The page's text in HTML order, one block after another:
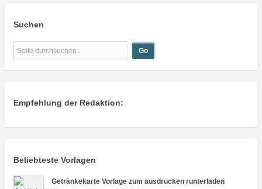
Suchen
Empfehlung der Redaktion:
Beliebteste Vorlagen
Getränkekarte Vorlage zum ausdrucken runterladen